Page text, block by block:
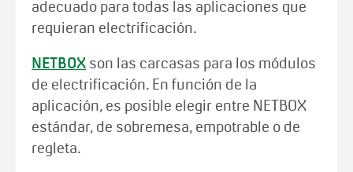
adecuado para todas las aplicaciones que
requieran electrificación.
NETBOX son las carcasas para los módulos
de electrificación. En función de la
aplicación, es posible elegir entre NETBOX
estándar, de sobremesa, empotrable o de
regleta.